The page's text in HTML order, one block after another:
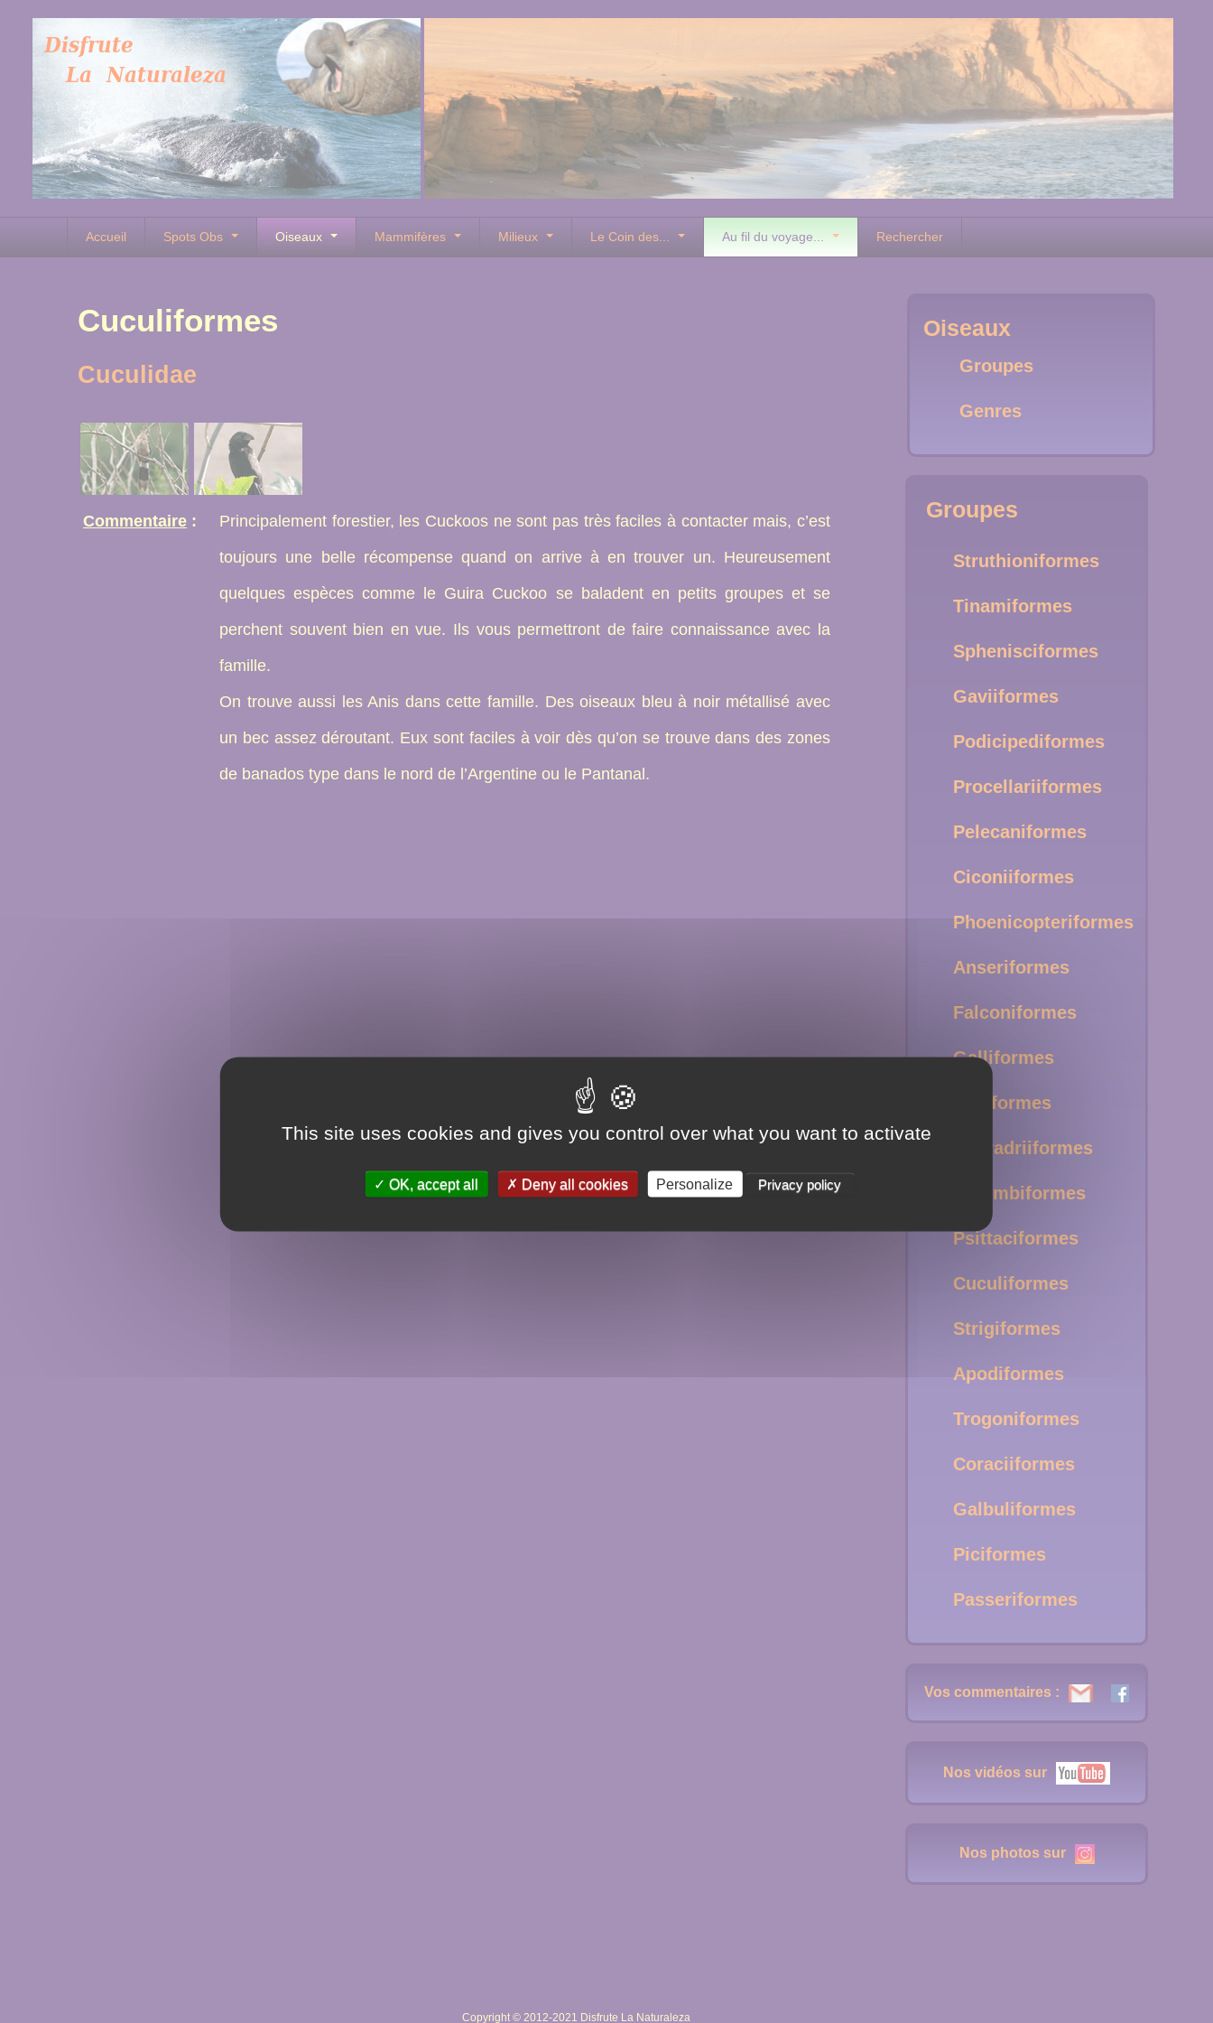
Accueil Spots Obs Oiseaux Mammifères Milieux Le Coin des... Au fil du voyage... Rechercher
Cuculiformes
Cuculidae
Commentaire :
Principalement forestier, les Cuckoos ne sont pas très faciles à contacter mais, c’est
toujours une belle récompense quand on arrive à en trouver un. Heureusement
quelques espèces comme le Guira Cuckoo se baladent en petits groupes et se
perchent souvent bien en vue. Ils vous permettront de faire connaissance avec la
famille.
On trouve aussi les Anis dans cette famille. Des oiseaux bleu à noir métallisé avec
un bec assez déroutant. Eux sont faciles à voir dès qu’on se trouve dans des zones
de banados type dans le nord de l’Argentine ou le Pantanal.
Oiseaux
Groupes
Genres
Groupes
Struthioniformes
Tinamiformes
Sphenisciformes
Gaviiformes
Podicipediformes
Procellariiformes
Pelecaniformes
Ciconiiformes
Phoenicopteriformes
Anseriformes
Falconiformes
Galliformes
Gruiformes
Charadriiformes
Columbiformes
Psittaciformes
Cuculiformes
Strigiformes
Apodiformes
Trogoniformes
Coraciiformes
Galbuliformes
Piciformes
Passeriformes
Vos commentaires :
Nos vidéos sur
Nos photos sur
Copyright © 2012-2021 Disfrute La Naturaleza
This site uses cookies and gives you control over what you want to activate
OK, accept all Deny all cookies Personalize Privacy policy